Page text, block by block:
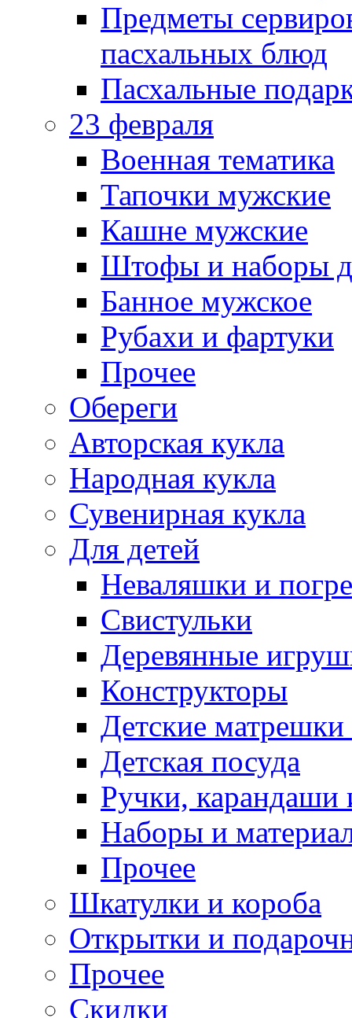
Предметы
пасхальных блюд
Пасхальные
23 февраля
Военная тематика
Тапочки мужские
Кашне мужские
Штофы и наборы
Банное мужское
Рубахи и фартуки
Прочее
Обереги
Авторская кукла
Народная кукла
Сувенирная кукла
Для детей
Неваляшки и
Свистульки
Деревянные
Конструкторы
Детские
Детская посуда
Ручки,
Наборы и
Прочее
Шкатулки и короба
Открытки и
Прочее
Скидки